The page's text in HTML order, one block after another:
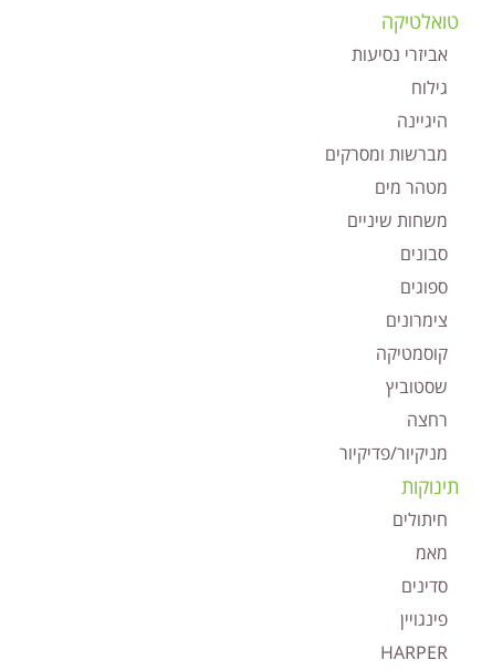
טואלטיקה
אביזרי נסיעות
גילוח
היגיינה
מברשות ומסרקים
מטהר מים
משחות שיניים
סבונים
ספוגים
צימרונים
קוסמטיקה
שסטוביץ
רחצה
מניקיור/פדיקיור
תינוקות
חיתולים
מאמ
סדינים
פינגויין
HARPER